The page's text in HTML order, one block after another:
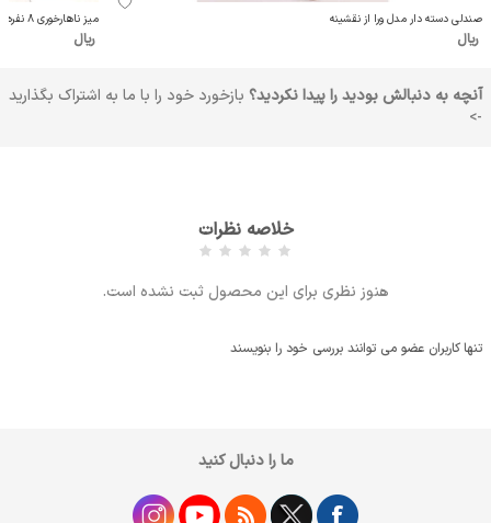
صندلی دسته دار مدل ورا از نقشینه
ریال
میز ناهارخوری 8 نفره مدل ورا از نقشینه
ریال
آنچه به دنبالش بودید را پیدا نکردید؟ بازخورد خود را با ما به اشتراک بگذارید
->
خلاصه نظرات
هنوز نظری برای این محصول ثبت نشده است.
تنها کاربران عضو می توانند بررسی خود را بنویسند
ما را دنبال کنید